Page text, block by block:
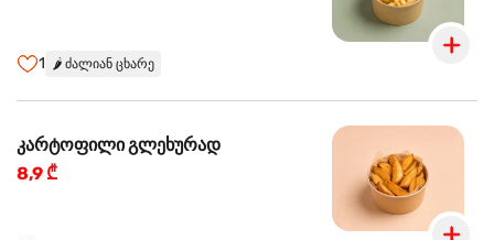
1 🌶️ ძალიან ცხარე
კარტოფილი გლეხურად
8,9 ₾